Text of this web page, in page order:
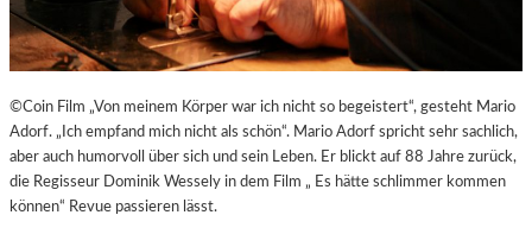
©Coin Film „Von meinem Körper war ich nicht so begeistert“, gesteht Mario
Adorf. „Ich empfand mich nicht als schön“. Mario Adorf spricht sehr sachlich,
aber auch humorvoll über sich und sein Leben. Er blickt auf 88 Jahre zurück,
die Regisseur Dominik Wessely in dem Film „ Es hätte schlimmer kommen
können“ Revue passieren lässt.